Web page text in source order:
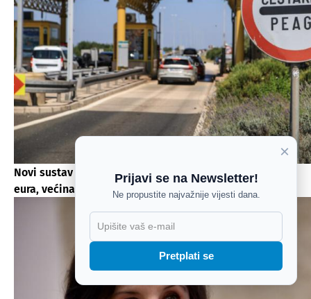
Novi sustav za naplatu cestarina vrijedan 160 milijuna
eura, većina sredstava stiže iz NPOO-a
×
Prijavi se na Newsletter!
Ne propustite najvažnije vijesti dana.
Pretplati se